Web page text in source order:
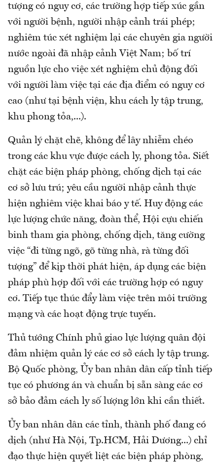
tượng có nguy cơ, các trường hợp tiếp xúc gần
với người bệnh, người nhập cảnh trái phép;
nghiêm túc xét nghiệm lại các chuyên gia người
nước ngoài đã nhập cảnh Việt Nam; bố trí
nguồn lực cho việc xét nghiệm chủ động đối
với người làm việc tại các địa điểm có nguy cơ
cao (như tại bệnh viện, khu cách ly tập trung,
khu phong tỏa,...).
Quản lý chặt chẽ, không để lây nhiễm chéo
trong các khu vực được cách ly, phong tỏa. Siết
chặt các biện pháp phòng, chống dịch tại các
cơ sở lưu trú; yêu cầu người nhập cảnh thực
hiện nghiêm việc khai báo y tế. Huy động các
lực lượng chức năng, đoàn thể, Hội cựu chiến
binh tham gia phòng, chống dịch, tăng cường
việc “đi từng ngõ, gõ từng nhà, rà từng đối
tượng” để kịp thời phát hiện, áp dụng các biện
pháp phù hợp đối với các trường hợp có nguy
cơ. Tiếp tục thúc đẩy làm việc trên môi trường
mạng và các hoạt động trực tuyến.
Thủ tướng Chính phủ giao lực lượng quân đội
đảm nhiệm quản lý các cơ sở cách ly tập trung.
Bộ Quốc phòng, Ủy ban nhân dân cấp tỉnh tiếp
tục có phương án và chuẩn bị sẵn sàng các cơ
sở bảo đảm cách ly số lượng lớn khi cần thiết.
Ủy ban nhân dân các tỉnh, thành phố đang có
dịch (như Hà Nội, Tp.HCM, Hải Dương...) chỉ
đạo thực hiện quyết liệt các biện pháp phòng,